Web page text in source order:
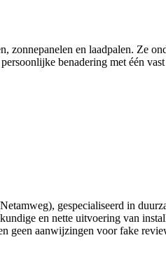
en laadpalen. Ze
benadering met één
gespecialiseerd in
en nette uitvoering van
geen aanwijzingen voor fake